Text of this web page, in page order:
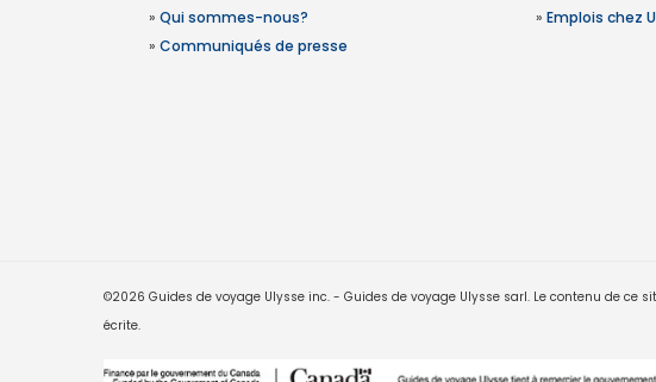
» Qui sommes-nous?
» Communiqués de presse
» Emplois chez
©2026 Guides de voyage Ulysse inc. - Guides de voyage Ulysse sarl. Le contenu de ce
écrite.